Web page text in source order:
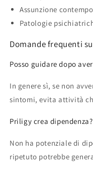
Assunzione
Patologie
Domande frequenti
Posso guidare dopo
In genere sì, se non
sintomi, evita attività
Priligy crea dipendenza?
Non ha potenziale di
ripetuto potrebbe